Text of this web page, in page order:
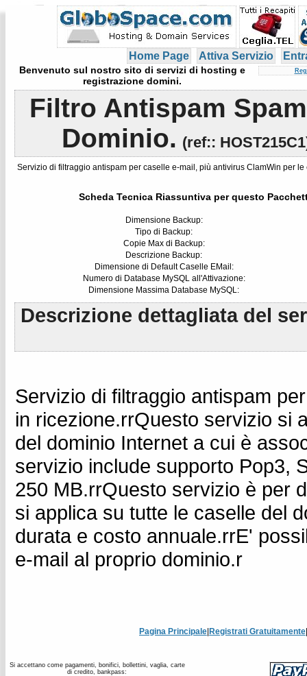
Home Page Attiva Servizio
Benvenuto sul nostro sito di servizi di hosting e
registrazione domini.
Filtro Antispam
Dominio. (ref::
Servizio di filtraggio antispam per caselle e-mail, più antivirus ClamWin per
Scheda Tecnica Riassuntiva per questo
Dimensione Backup:
Tipo di Backup:
Copie Max di Backup:
Descrizione Backup:
Dimensione di Default Caselle EMail:
Numero di Database MySQL all'Attivazione:
Dimensione Massima Database MySQL:
Descrizione dettagliata del
Servizio di filtraggio antispam
in ricezione.rrQuesto servizio si
del dominio Internet a cui è
servizio include supporto Pop3,
250 MB.rrQuesto servizio è per
si applica su tutte le caselle del
durata e costo annuale.rrE'
e-mail al proprio dominio.r
Pagina Principale Registrati Gratuitamente
Si accettano come pagamenti, bonifici, bollettini, vaglia, carte
di credito, bankpass: